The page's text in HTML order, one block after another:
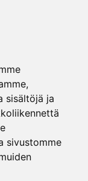
sisältöjä ja
sivustomme